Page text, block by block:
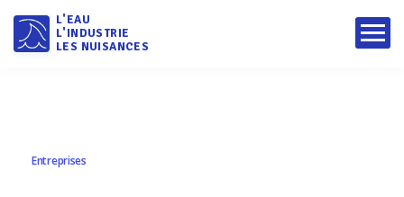
L'EAU
L'INDUSTRIE
LES NUISANCES
Entreprises